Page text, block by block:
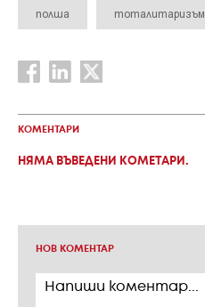
полша тоталитаризъм
КОМЕНТАРИ
НЯМА ВЪВЕДЕНИ КОМЕТАРИ.
НОВ КОМЕНТАР